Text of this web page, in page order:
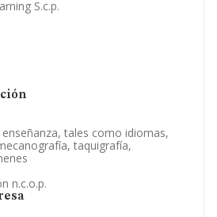
S.c.p.
tales como idiomas,
taquigrafía,
n.c.o.p.